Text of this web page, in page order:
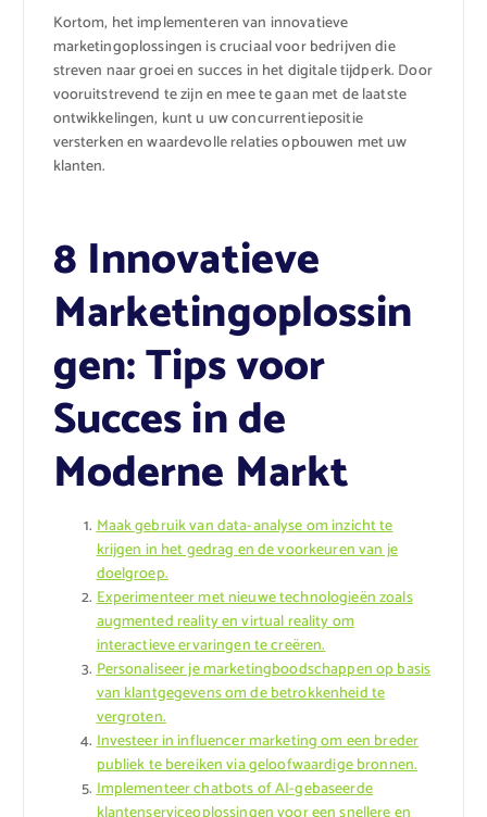
Kortom, het implementeren van innovatieve
marketingoplossingen is cruciaal voor bedrijven die
streven naar groei en succes in het digitale tijdperk. Door
vooruitstrevend te zijn en mee te gaan met de laatste
ontwikkelingen, kunt u uw concurrentiepositie
versterken en waardevolle relaties opbouwen met uw
klanten.
8 Innovatieve
Marketingoplossin
gen: Tips voor
Succes in de
Moderne Markt
Maak gebruik van data-analyse om inzicht te
krijgen in het gedrag en de voorkeuren van je
doelgroep.
Experimenteer met nieuwe technologieën zoals
augmented reality en virtual reality om
interactieve ervaringen te creëren.
Personaliseer je marketingboodschappen op basis
van klantgegevens om de betrokkenheid te
vergroten.
Investeer in influencer marketing om een breder
publiek te bereiken via geloofwaardige bronnen.
Implementeer chatbots of AI-gebaseerde